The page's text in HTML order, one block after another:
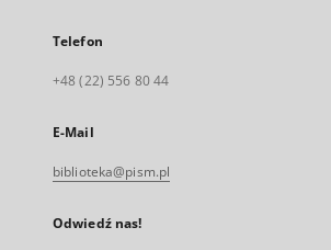
Telefon
+48 (22) 556 80 44
E-Mail
biblioteka@pism.pl
Odwiedź nas!